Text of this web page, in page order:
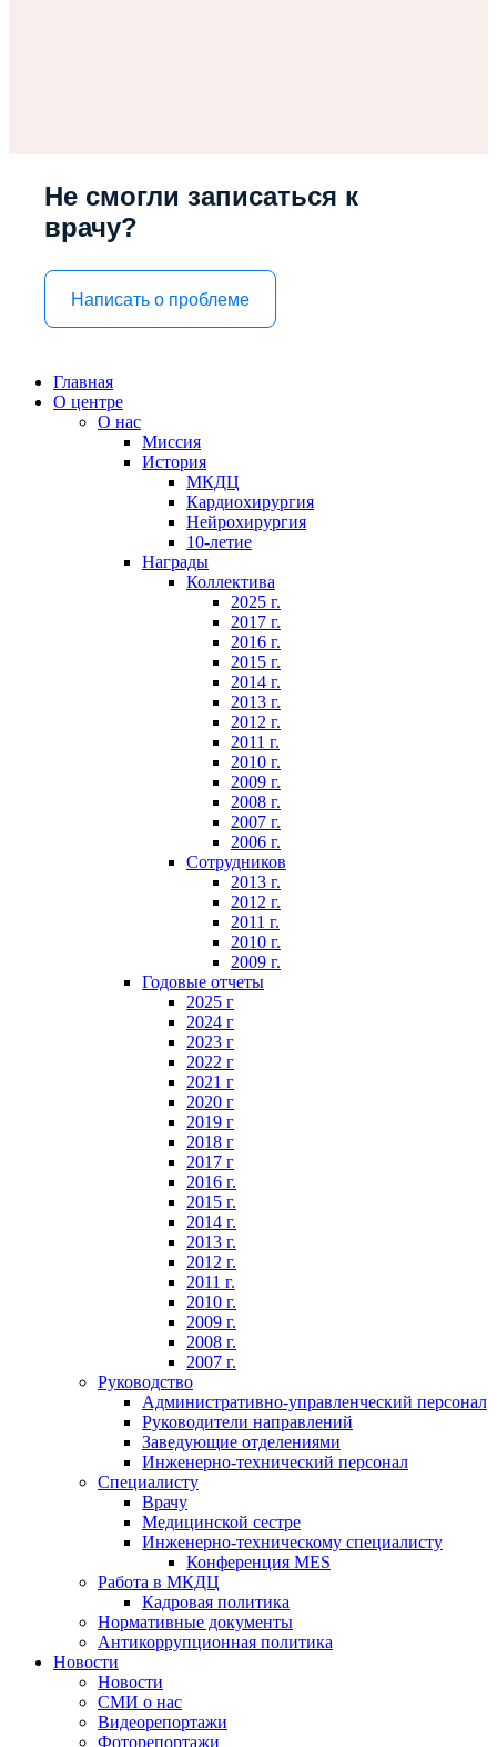
Не смогли записаться к
врачу?
Написать о проблеме
Главная
О центре
О нас
Миссия
История
МКДЦ
Кардиохирургия
Нейрохирургия
10-летие
Награды
Коллектива
2025 г.
2017 г.
2016 г.
2015 г.
2014 г.
2013 г.
2012 г.
2011 г.
2010 г.
2009 г.
2008 г.
2007 г.
2006 г.
Сотрудников
2013 г.
2012 г.
2011 г.
2010 г.
2009 г.
Годовые отчеты
2025 г
2024 г
2023 г
2022 г
2021 г
2020 г
2019 г
2018 г
2017 г
2016 г.
2015 г.
2014 г.
2013 г.
2012 г.
2011 г.
2010 г.
2009 г.
2008 г.
2007 г.
Руководство
Административно-управленческий персонал
Руководители направлений
Заведующие отделениями
Инженерно-технический персонал
Специалисту
Врачу
Медицинской сестре
Инженерно-техническому специалисту
Конференция MES
Работа в МКДЦ
Кадровая политика
Нормативные документы
Антикоррупционная политика
Новости
Новости
СМИ о нас
Видеорепортажи
Фоторепортажи